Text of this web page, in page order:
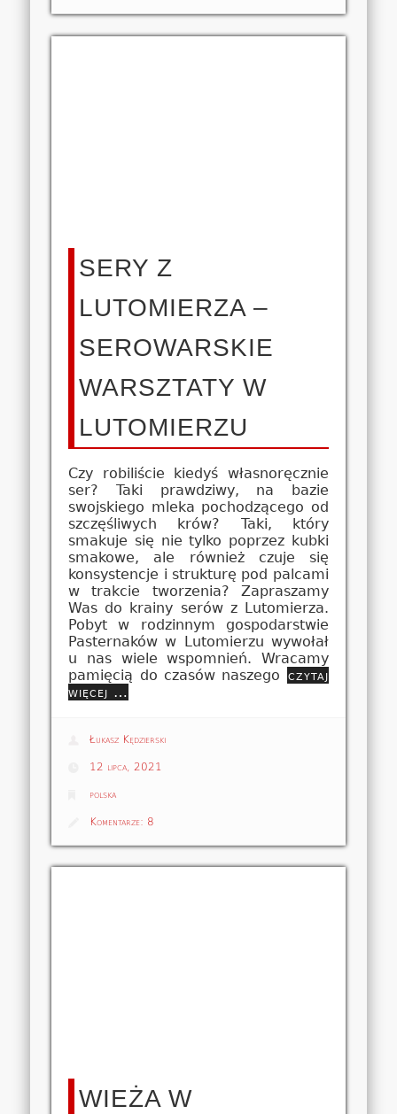
SERY Z
LUTOMIERZA –
SEROWARSKIE
WARSZTATY W
LUTOMIERZU
Czy robiliście kiedyś własnoręcznie
ser? Taki prawdziwy, na bazie
swojskiego mleka pochodzącego od
szczęśliwych krów? Taki, który
smakuje się nie tylko poprzez kubki
smakowe, ale również czuje się
konsystencje i strukturę pod palcami
w trakcie tworzenia? Zapraszamy
Was do krainy serów z Lutomierza.
Pobyt w rodzinnym gospodarstwie
Pasternaków w Lutomierzu wywołał
u nas wiele wspomnień. Wracamy
pamięcią do czasów naszego czytaj
więcej …
Łukasz Kędzierski
12 lipca, 2021
polska
Komentarze: 8
WIEŻA W